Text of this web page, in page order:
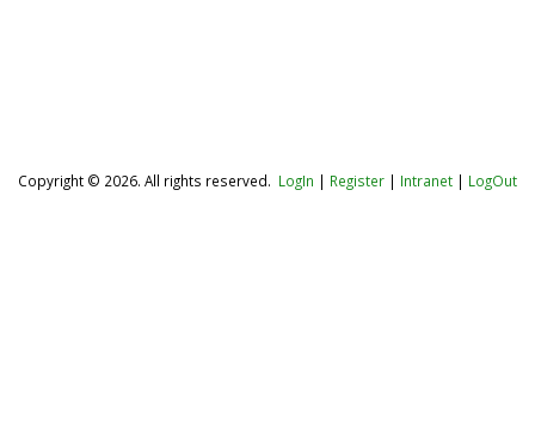
Copyright © 2026. All rights reserved. LogIn | Register | Intranet | LogOut